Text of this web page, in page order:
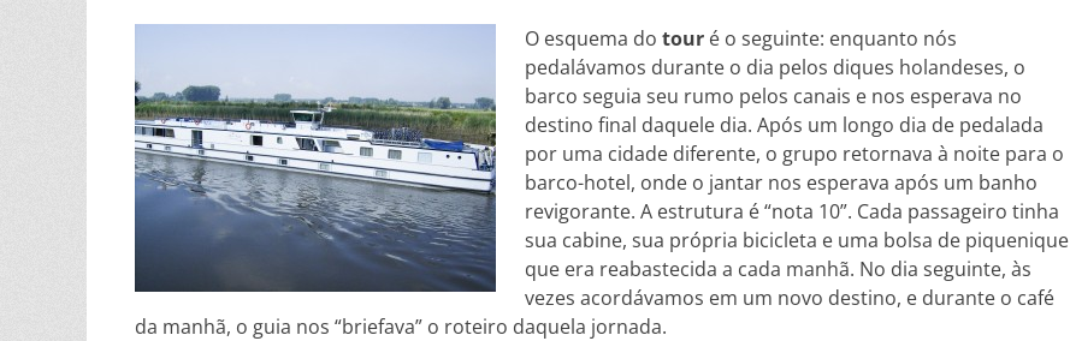
O esquema do tour é o seguinte: enquanto nós
pedalávamos durante o dia pelos diques holandeses, o
barco seguia seu rumo pelos canais e nos esperava no
destino final daquele dia. Após um longo dia de pedalada
por uma cidade diferente, o grupo retornava à noite para o
barco-hotel, onde o jantar nos esperava após um banho
revigorante. A estrutura é “nota 10”. Cada passageiro tinha
sua cabine, sua própria bicicleta e uma bolsa de piquenique
que era reabastecida a cada manhã. No dia seguinte, às
vezes acordávamos em um novo destino, e durante o café
da manhã, o guia nos “briefava” o roteiro daquela jornada.